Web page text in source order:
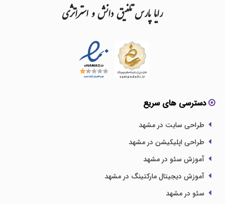
رایاپارستلفیقدانشواستراتژی
دسترسی های سریع
طراحی سایت در مشهد
طراحی اپلیکیشن در مشهد
آموزش سئو در مشهد
آموزش دیجیتال مارکتینگ در مشهد
سئو در مشهد